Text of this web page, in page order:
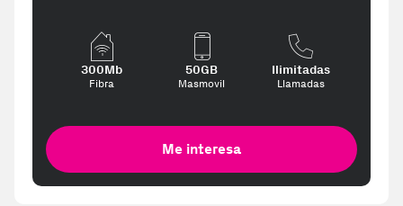
300Mb
Fibra
50GB
Masmovil
Ilimitadas
Llamadas
Me interesa